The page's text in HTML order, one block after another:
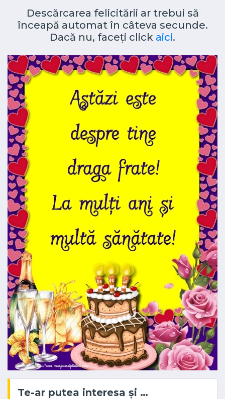
Descărcarea felicitării ar trebui să
înceapă automat în câteva secunde.
Dacă nu, faceți click aici.
Te-ar putea interesa și …